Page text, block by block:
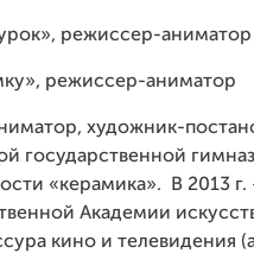
режиссер-аниматор
режиссер-аниматор
художник-
государственной
«керамика». В 2013
Академии
кино и телевидения